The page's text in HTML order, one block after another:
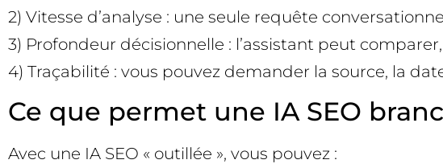
2) Vitesse d’analyse : une seule requête
3) Profondeur décisionnelle : l’assistant peut
4) Traçabilité : vous pouvez demander la source, la
Ce que permet une IA SEO
Avec une IA SEO « outillée », vous pouvez :